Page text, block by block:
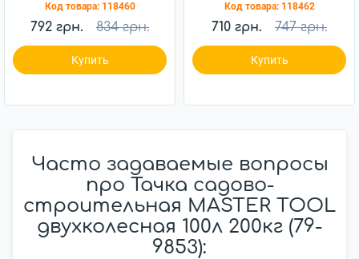
Код товара: 118460
792 грн. 834 грн.
Купить
Код товара: 118462
710 грн. 747 грн.
Купить
Часто задаваемые вопросы
про Тачка садово-
строительная MASTER TOOL
двухколесная 100л 200кг (79-
9853):